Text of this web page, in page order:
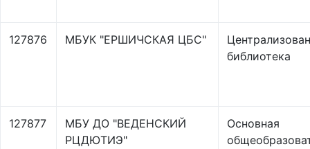
127876 МБУК "ЕРШИЧСКАЯ ЦБС"
библиотека
127877
МБУ ДО "ВЕДЕНСКИЙ
РЦДЮТИЭ"
Основная